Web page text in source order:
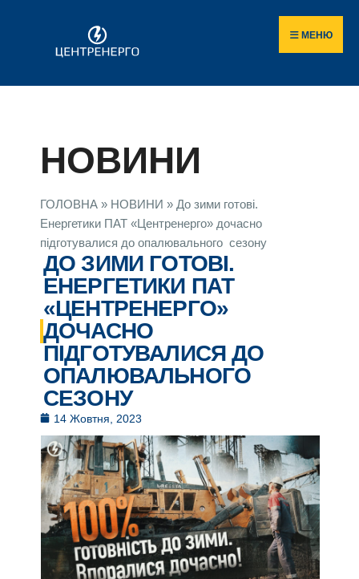
МЕНЮ
НОВИНИ
ГОЛОВНА » НОВИНИ » До зими готові.
Енергетики ПАТ «Центренерго» дочасно
підготувалися до опалювального сезону
ДО ЗИМИ ГОТОВІ.
ЕНЕРГЕТИКИ ПАТ
«ЦЕНТРЕНЕРГО»
ДОЧАСНО
ПІДГОТУВАЛИСЯ ДО
ОПАЛЮВАЛЬНОГО
СЕЗОНУ
14 Жовтня, 2023